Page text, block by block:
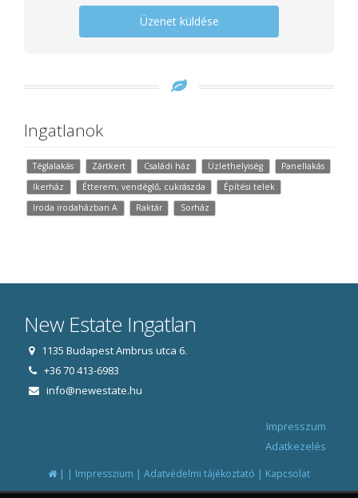
Üzenet küldése
Ingatlanok
Téglalakás Zártkert Családi ház Üzlethelyiség
Panellakás
Ikerház
Étterem, vendéglő, cukrászda
Építési telek
Iroda irodaházban A
Raktár Sorház
New Estate Ingatlan
1135 Budapest Ambrus utca 6.
+36 70 413-6983
info@newestate.hu
Impresszum
Adatkezelés
| | Impresszium | Adatvédelmi tájékoztató | Kapcsolat